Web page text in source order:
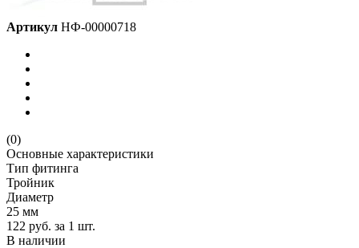
Артикул НФ-00000718
(0)
Основные характеристики
Тип фитинга
Тройник
Диаметр
25 мм
122 руб. за 1 шт.
В наличии